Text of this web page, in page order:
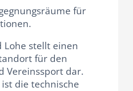
für
Lohe stellt einen
für den
Vereinssport dar.
die technische